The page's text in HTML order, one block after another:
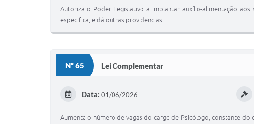
Autoriza o Poder Legislativo a implantar auxílio-alimentação
especifica, e dá outras providencias.
Nº 65 Lei Complementar
Data: 01/06/2026
Aumenta o número de vagas do cargo de Psicólogo, constante